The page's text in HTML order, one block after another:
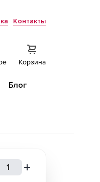
Контакты
Корзина
Блог